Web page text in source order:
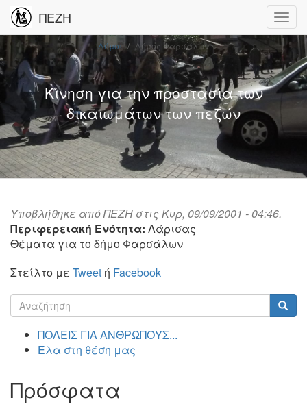
ΠΕΖΗ
Δήμοι Δήμος Φαρσάλων
Κίνηση για την προστασία των
δικαιωμάτων των πεζών
Υποβλήθηκε απόΠΕΖΗ στις Κυρ, 09/09/2001 - 04:46.
Περιφερειακή Ενότητα: Λάρισας
Θέματα για το δήμο Φαρσάλων
Στείλτο με Tweet ή Facebook
Φόρμα
αναζήτησης
ΠΟΛΕΙΣ ΓΙΑ ΑΝΘΡΩΠΟΥΣ...
Έλα στη θέση μας
Πρόσφατα